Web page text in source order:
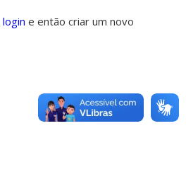
login e então criar um novo